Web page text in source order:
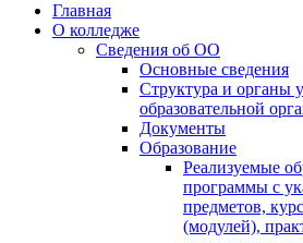
Главная
О колледже
Сведения об ОО
Основные сведения
Структура и органы
образовательной
Документы
Образование
Реализуемые
программы с
предметов,
(модулей),